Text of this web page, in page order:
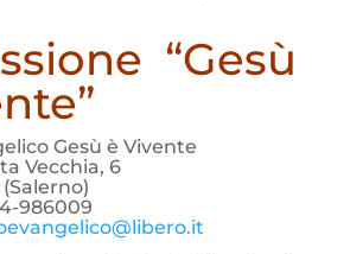
“Gesù
Gesù è Vivente
Vecchia, 6
986009